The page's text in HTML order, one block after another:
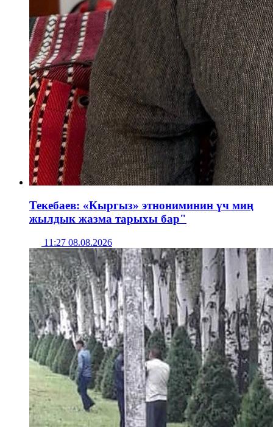
Текебаев: «Кыргыз» этнониминин үч миң
жылдык жазма тарыхы бар"
11:27 08.08.2026